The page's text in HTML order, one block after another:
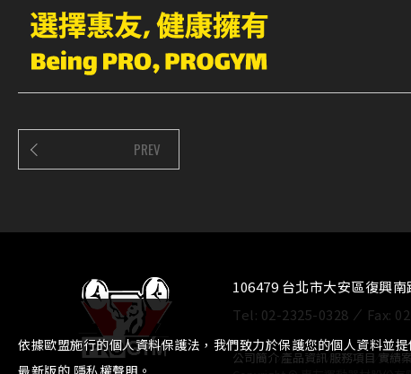
PREV
106479 台北市大安區復興
Tel: 02-2325-0328 Fax:
公司簡介產品資訊 服務項目 實績
依據歐盟施行的個人資料保護法，我們致力於保護您的個人資料並
最新版的 隱私權聲明 。